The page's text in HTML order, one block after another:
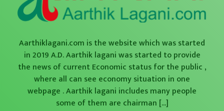
Aarthiklagani.com is the website which was started
in 2019 A.D. Aarthik lagani was started to provide
the news of current Economic status for the public ,
where all can see economy situation in one
webpage . Aarthik lagani includes many people
some of them are chairman [...]